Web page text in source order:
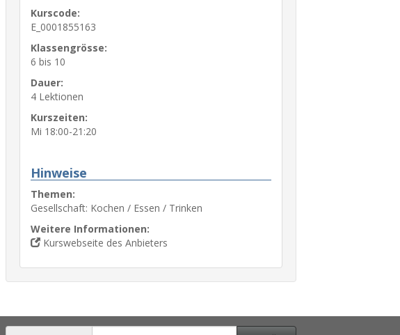
Kurscode:
E_0001855163
Klassengrösse:
6 bis 10
Dauer:
4 Lektionen
Kurszeiten:
Mi 18:00-21:20
Hinweise
Themen:
Gesellschaft: Kochen / Essen / Trinken
Weitere Informationen:
Kurswebseite des Anbieters